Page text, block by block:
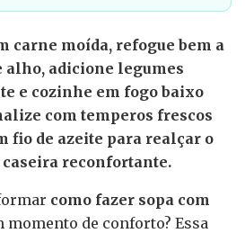
carne moída, refogue bem a
alho, adicione legumes
e cozinhe em fogo baixo
com temperos frescos
fio de azeite para realçar o
caseira reconfortante.
como fazer sopa com
momento de conforto? Essa